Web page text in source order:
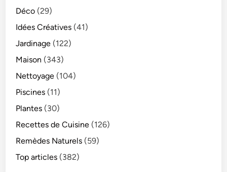
Déco (29)
Idées Créatives (41)
Jardinage (122)
Maison (343)
Nettoyage (104)
Piscines (11)
Plantes (30)
Recettes de Cuisine (126)
Remèdes Naturels (59)
Top articles (382)